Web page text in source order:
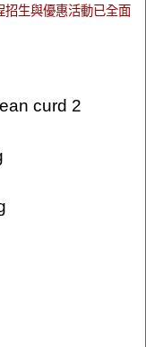
生與優惠活動已全面
curd 2